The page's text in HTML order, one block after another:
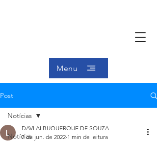
Menu
Post
Notícias
Notícias
DAVI ALBUQUERQUE DE SOUZA
7 de jun. de 2022 1 min de leitura